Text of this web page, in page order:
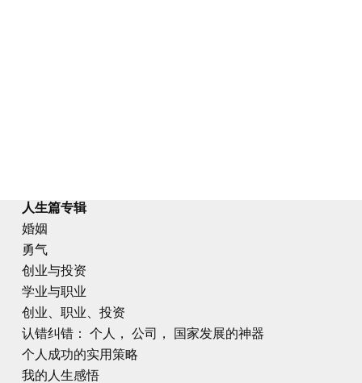
人生篇专辑
婚姻
勇气
创业与投资
学业与职业
创业、职业、投资
认错纠错： 个人， 公司， 国家发展的神器
个人成功的实用策略
我的人生感悟